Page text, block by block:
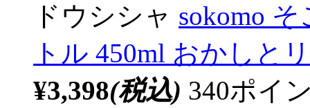
ドウシシャ sokomo
トル 450ml おかしと
¥3,398(税込) 340ポイ